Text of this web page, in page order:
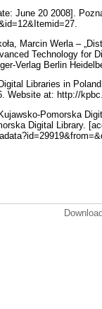
June 20 2008].
Marcin Werla –
Technology for
Verlag Berlin
Libraries in
Website at: http://
Pomorska
Digital Library.